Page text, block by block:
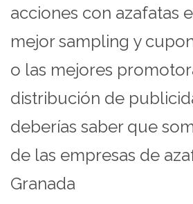
acciones con azafatas
mejor sampling y
o las mejores
distribución de
deberías saber que
de las empresas de
Granada